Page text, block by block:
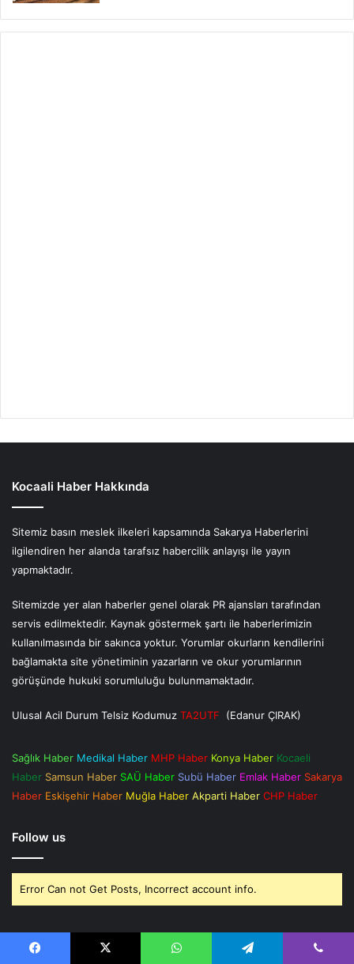
Kocaali Haber Hakkında
Sitemiz basın meslek ilkeleri kapsamında Sakarya Haberlerini
ilgilendiren her alanda tarafsız habercilik anlayışı ile yayın
yapmaktadır.
Sitemizde yer alan haberler genel olarak PR ajansları tarafından
servis edilmektedir. Kaynak göstermek şartı ile haberlerimizin
kullanılmasında bir sakınca yoktur. Yorumlar okurların kendilerini
bağlamakta site yönetiminin yazarların ve okur yorumlarının
görüşünde hukuki sorumluluğu bulunmamaktadır.
Ulusal Acil Durum Telsiz Kodumuz TA2UTF (Edanur ÇIRAK)
Sağlık Haber Medikal Haber MHP Haber Konya Haber Kocaeli
Haber Samsun Haber SAÜ Haber Subü Haber Emlak Haber Sakarya
Haber Eskişehir Haber Muğla Haber Akparti Haber CHP Haber
Follow us
Error Can not Get Posts, Incorrect account info.
Yayınlarımız